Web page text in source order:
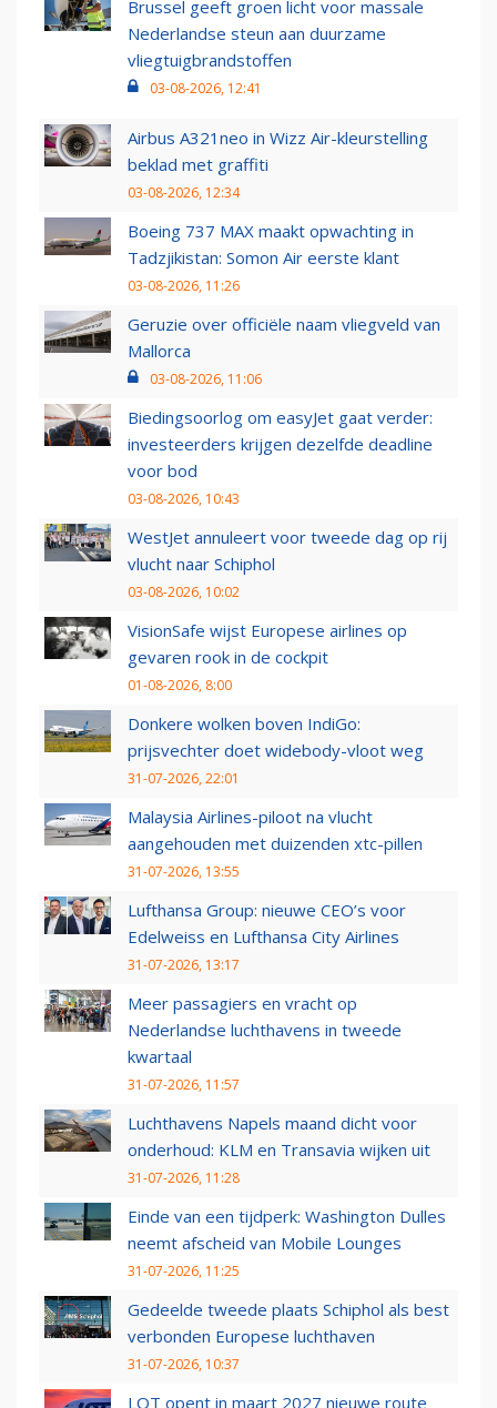
Brussel geeft groen licht voor massale
Nederlandse steun aan duurzame
vliegtuigbrandstoffen
03-08-2026, 12:41
Airbus A321neo in Wizz Air-kleurstelling
beklad met graffiti
03-08-2026, 12:34
Boeing 737 MAX maakt opwachting in
Tadzjikistan: Somon Air eerste klant
03-08-2026, 11:26
Geruzie over officiële naam vliegveld van
Mallorca
03-08-2026, 11:06
Biedingsoorlog om easyJet gaat verder:
investeerders krijgen dezelfde deadline
voor bod
03-08-2026, 10:43
WestJet annuleert voor tweede dag op rij
vlucht naar Schiphol
03-08-2026, 10:02
VisionSafe wijst Europese airlines op
gevaren rook in de cockpit
01-08-2026, 8:00
Donkere wolken boven IndiGo:
prijsvechter doet widebody-vloot weg
31-07-2026, 22:01
Malaysia Airlines-piloot na vlucht
aangehouden met duizenden xtc-pillen
31-07-2026, 13:55
Lufthansa Group: nieuwe CEO’s voor
Edelweiss en Lufthansa City Airlines
31-07-2026, 13:17
Meer passagiers en vracht op
Nederlandse luchthavens in tweede
kwartaal
31-07-2026, 11:57
Luchthavens Napels maand dicht voor
onderhoud: KLM en Transavia wijken uit
31-07-2026, 11:28
Einde van een tijdperk: Washington Dulles
neemt afscheid van Mobile Lounges
31-07-2026, 11:25
Gedeelde tweede plaats Schiphol als best
verbonden Europese luchthaven
31-07-2026, 10:37
LOT opent in maart 2027 nieuwe route